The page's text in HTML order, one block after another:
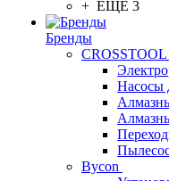
+ ЕЩЕ 3
Бренды
CROSSTOOL
Насосы
Bycon